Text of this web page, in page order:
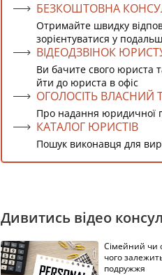
БЕЗКОШТОВНА
Отримайте швидку
зорієнтуватися у
ВІДЕОДЗВІНОК
Ви бачите свого юриста
йти до юриста в офіс
ОГОЛОСІТЬ ВЛАСНИЙ
Про надання юридичної
КАТАЛОГ ЮРИСТІВ
Пошук виконавця для
Дивитись відео
Сімейний чи
чого
подружжя